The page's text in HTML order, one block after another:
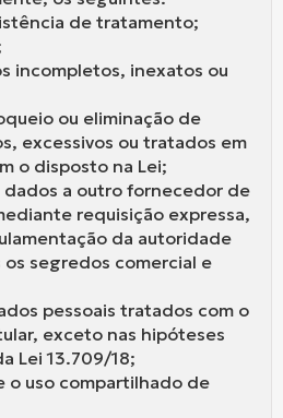
de tratamento;
incompletos, inexatos ou
ou eliminação de
excessivos ou tratados em
o disposto na Lei;
a outro fornecedor de
requisição expressa,
da autoridade
segredos comercial e
pessoais tratados com o
exceto nas hipóteses
Lei 13.709/18;
o uso compartilhado de